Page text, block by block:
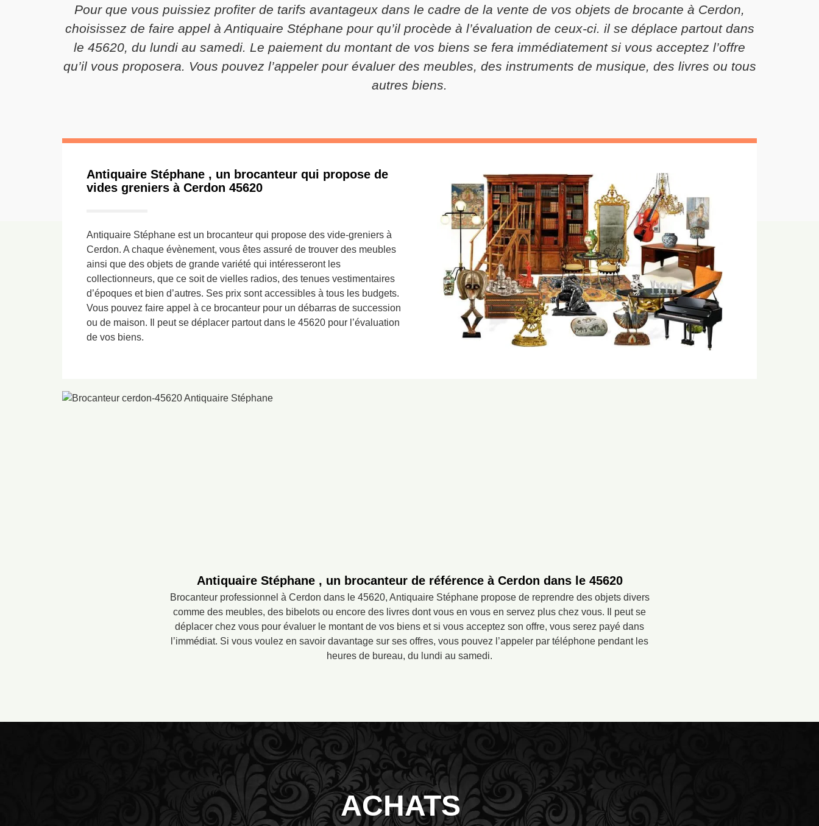
Pour que vous puissiez profiter de tarifs avantageux dans le cadre de la vente de vos objets de brocante à Cerdon,
choisissez de faire appel à Antiquaire Stéphane pour qu’il procède à l’évaluation de ceux-ci. il se déplace partout dans
le 45620, du lundi au samedi. Le paiement du montant de vos biens se fera immédiatement si vous acceptez l’offre
qu’il vous proposera. Vous pouvez l’appeler pour évaluer des meubles, des instruments de musique, des livres ou tous
autres biens.
Antiquaire Stéphane , un brocanteur qui propose de
vides greniers à Cerdon 45620
Antiquaire Stéphane est un brocanteur qui propose des vide-greniers à
Cerdon. A chaque évènement, vous êtes assuré de trouver des meubles
ainsi que des objets de grande variété qui intéresseront les
collectionneurs, que ce soit de vielles radios, des tenues vestimentaires
d’époques et bien d’autres. Ses prix sont accessibles à tous les budgets.
Vous pouvez faire appel à ce brocanteur pour un débarras de succession
ou de maison. Il peut se déplacer partout dans le 45620 pour l’évaluation
de vos biens.
Antiquaire Stéphane , un brocanteur de référence à Cerdon dans le 45620
Brocanteur professionnel à Cerdon dans le 45620, Antiquaire Stéphane propose de reprendre des objets divers
comme des meubles, des bibelots ou encore des livres dont vous en vous en servez plus chez vous. Il peut se
déplacer chez vous pour évaluer le montant de vos biens et si vous acceptez son offre, vous serez payé dans
l’immédiat. Si vous voulez en savoir davantage sur ses offres, vous pouvez l’appeler par téléphone pendant les
heures de bureau, du lundi au samedi.
ACHATS